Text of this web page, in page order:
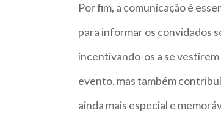
Por fim, a comunicação é
para informar os convidados
incentivando-os a se
evento, mas também
ainda mais especial e